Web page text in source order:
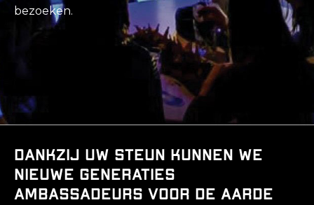
bezoeken.
Dankzij uw steun kunnen we
nieuwe generaties
ambassadeurs voor de Aarde